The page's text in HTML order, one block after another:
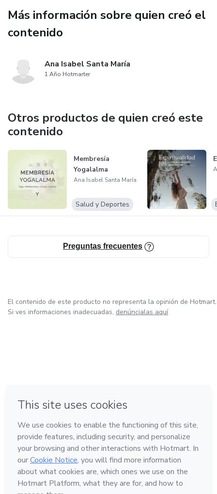
Más información sobre quien creó el
contenido
Ana Isabel Santa María
1 Año Hotmarter
Otros productos de quien creó este
contenido
Membresía
Yogalalma
Ana Isabel Santa María
Salud y Deportes
Preguntas frecuentes
El contenido de este producto no representa la opinión de Hotmart.
Si ves informaciones inadecuadas, denúncialas aquí
Hecho con❤ en Ciudad de México
Conoce Hotmart
Idioma